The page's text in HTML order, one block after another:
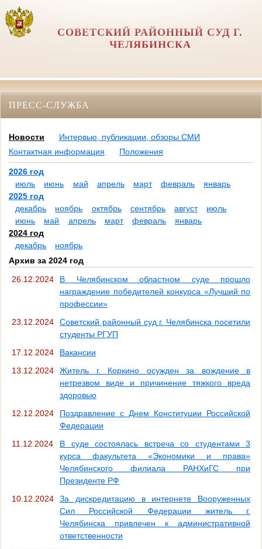
СОВЕТСКИЙ РАЙОННЫЙ СУД Г.
ЧЕЛЯБИНСКА
ПРЕСС-СЛУЖБА
Новости
Интервью, публикации, обзоры СМИ
Контактная информация
Положения
2026 год
июль
июнь май апрель март февраль
январь
2025 год
декабрь
ноябрь октябрь сентябрь август
июль
июнь
май апрель март февраль
январь
2024 год
декабрь
ноябрь
Архив за 2024 год
26.12.2024
В Челябинском областном суде прошло
награждение победителей конкурса «Лучший по
профессии»
23.12.2024
Советский районный суд г. Челябинска посетили
студенты РГУП
17.12.2024
Вакансии
13.12.2024
Житель г. Коркино осужден за вождение в
нетрезвом виде и причинение тяжкого вреда
здоровью
12.12.2024
Поздравление с Днем Конституции Российской
Федерации
11.12.2024
В суде состоялась встреча со студентами 3
курса факультета «Экономики и права»
Челябинского филиала РАНХиГС при
Президенте РФ
10.12.2024
За дискредитацию в интернете Вооруженных
Сил Российской Федерации житель г.
Челябинска привлечен к административной
ответственности